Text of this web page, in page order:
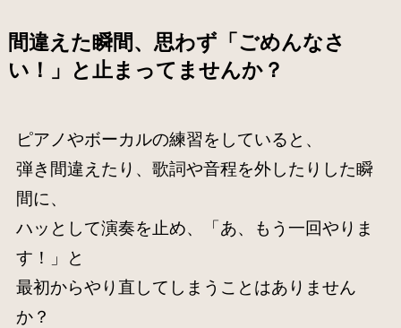
間違えた瞬間、思わず「ごめんなさ
い！」と止まってませんか？
ピアノやボーカルの練習をしていると、
弾き間違えたり、歌詞や音程を外したりした瞬
間に、
ハッとして演奏を止め、「あ、もう一回やりま
す！」と
最初からやり直してしまうことはありません
か？